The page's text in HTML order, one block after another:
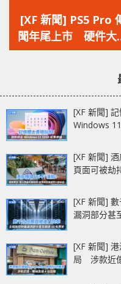
一
篇
文
[XF 新聞] PS5 Pro
聞年尾上市 硬件大
升級‧高解析度高幀
[XF 新聞]
Windows
[XF 新聞]
頁面可被劫
[XF 新聞]
漏洞部分甚
[XF 新聞]
局 涉款近